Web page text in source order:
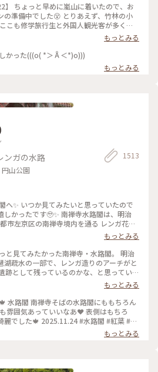
】 ちょっと早めに嵐山に着いたので、お
の準備中でした😵 とりあえず、竹林の小
こも修学旅行生と外国人観光客が多く、
が竹林の中に響いていました🤫 竹林の小
道が整備されており、外国人観光客を乗せ
#私のことりっぷ旅 #京都 #竹林の
年５月21日撮影
もっとみる
かった(((o( *＞Å＜*)o)))
もっとみる
ンガの水路
山公園
1513
へ✨ いつか見てみたいと思っていたので
しかったです🥹✨ 南禅寺水路閣は、明治
市左京区の南禅寺境内を通る レンガ花崗
道橋。 琵琶湖疏水事業の一環として 田辺
た。 レトロなアーチがとても雰囲気があ
は、上から見た写真です😊 帰りは水路横
駅に向かいました👣 #南禅寺水路閣 #京都
禅寺
もっとみる
と見てみたかった南禅寺・水路閣。 明治
湖疏水の一部で、レンガ造りのアーチがと
跡として残っているのかな、と思っていた
がることが出来て、琵琶湖の水が京都に流
横を歩くことも出来ます。けっこう感動で
#南禅寺#水路閣#琵琶湖疏水
もっとみる
水路閣 南禅寺そばの水路閣にももちろん
雰囲気あっていいなあ❤️ 表側はもちろ
🍁 2025.11.24 #水路閣 #紅葉 #紅
っぷ #秋の装い
もっとみる